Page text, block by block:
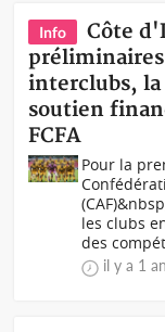
Info
Côte
interclubs, la
soutien
FCFA
Pour la
les clubs
des
il y a 1 an